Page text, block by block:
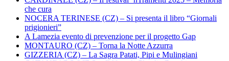
che cura
NOCERA TERINESE (CZ) – Si presenta il libro “Giornali
prigionieri”
A Lamezia evento di prevenzione per il progetto Gap
MONTAURO (CZ) – Torna la Notte Azzurra
GIZZERIA (CZ) – La Sagra Patati, Pipi e Mulingiani